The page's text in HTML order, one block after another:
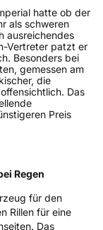
hatte ob der
als schweren
ausreichendes
Vertreter patzt er
Besonders bei
gemessen am
die
Das
Preis
Regen
für den
Rillen für eine
Das